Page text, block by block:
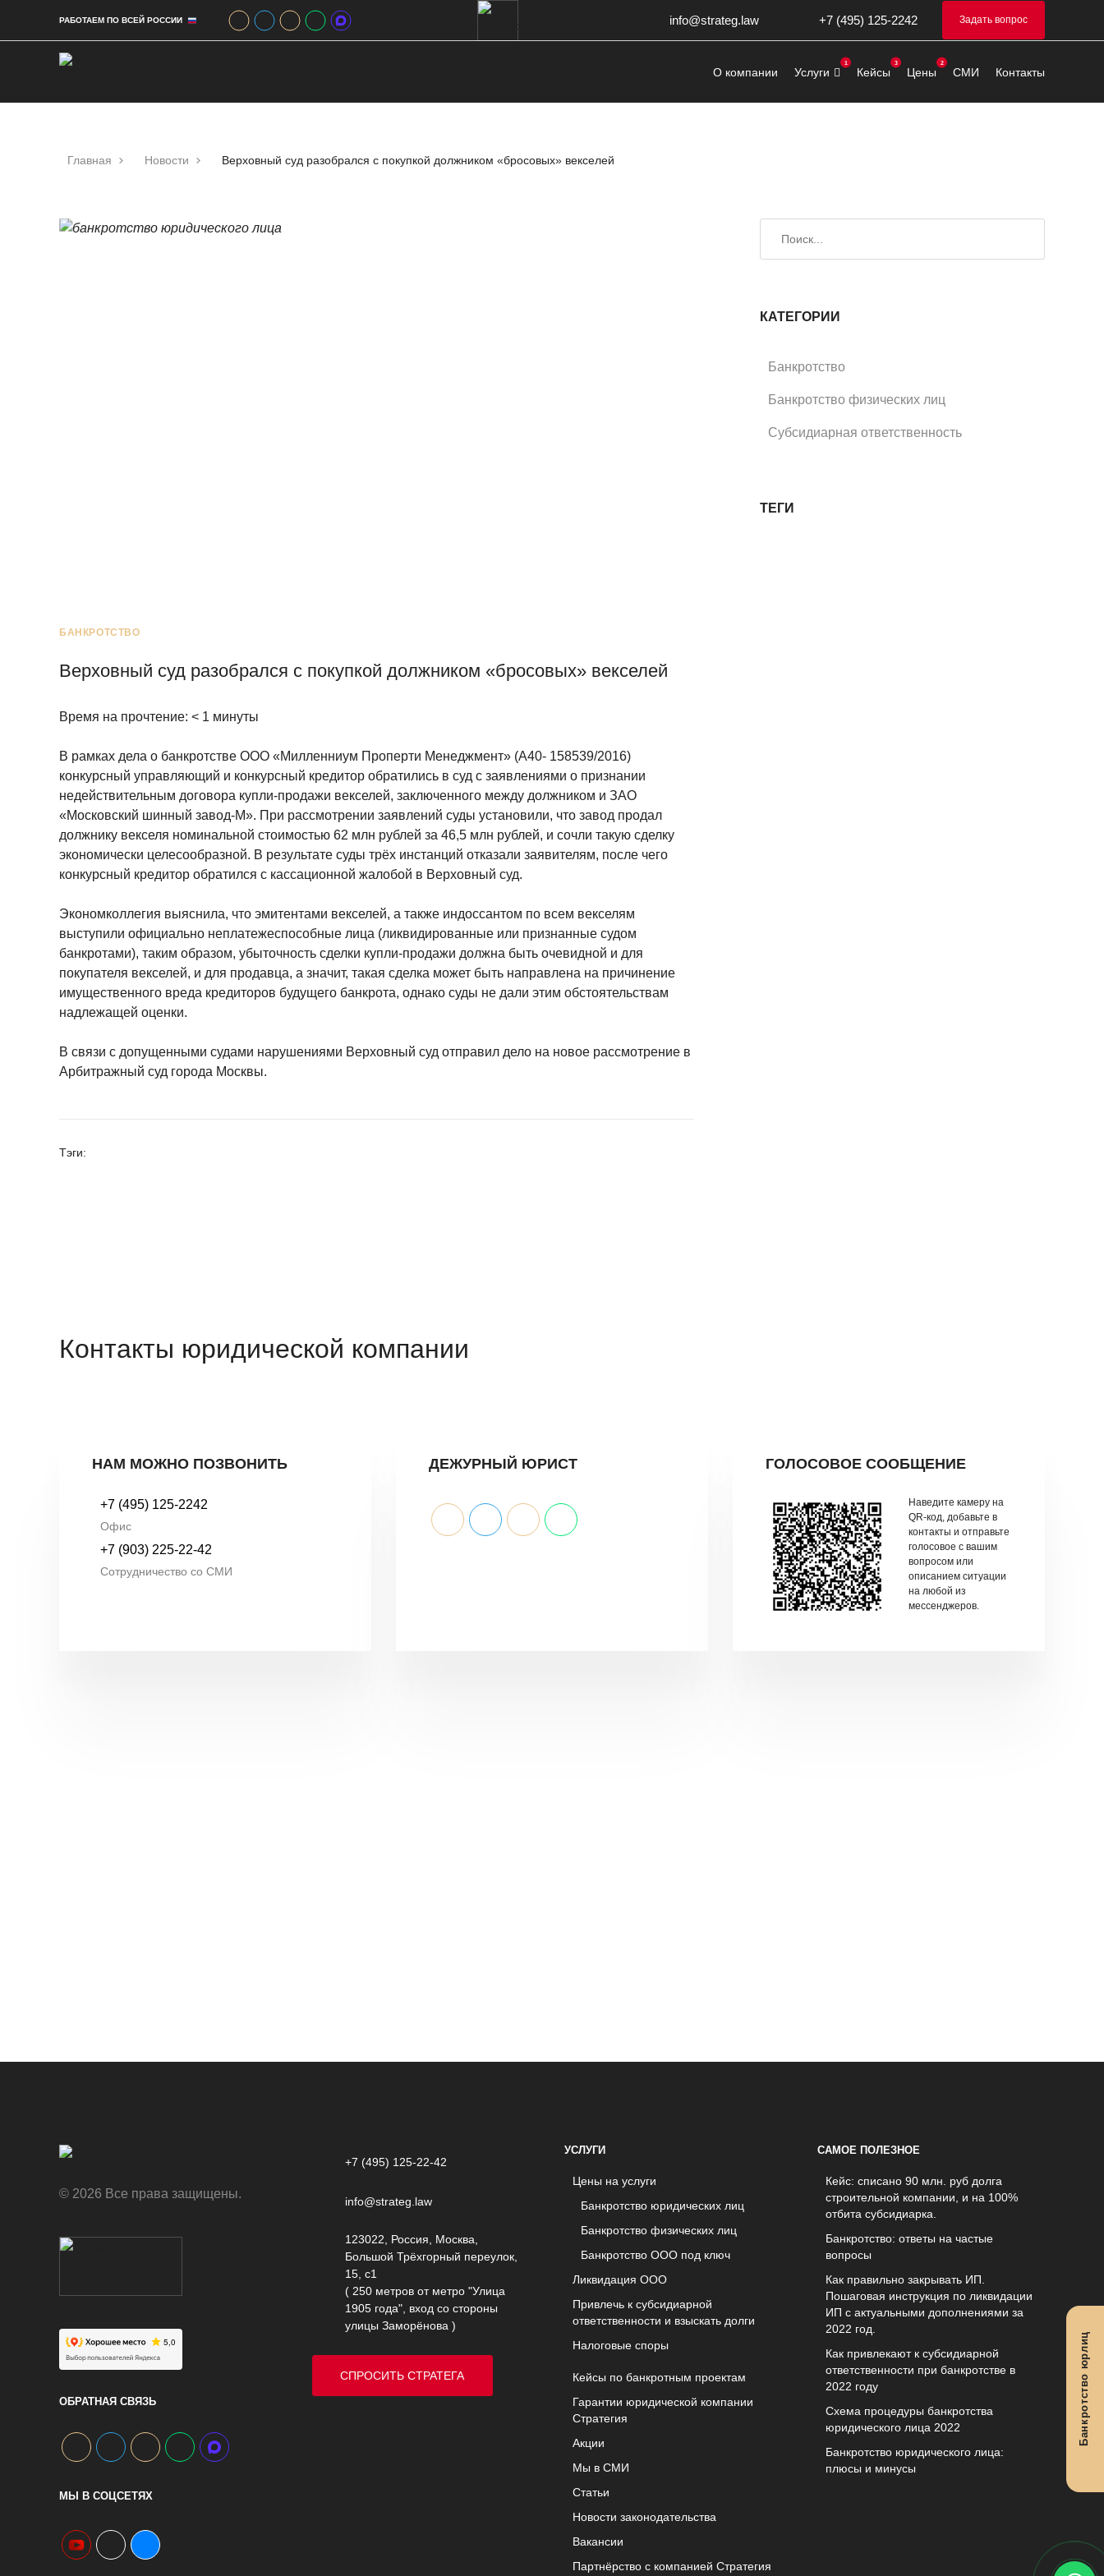
РАБОТАЕМ ПО ВСЕЙ РОССИИ info@strateg.law +7 (495) 125-2242 Задать вопрос
О компании Услуги Кейсы Цены СМИ Контакты
Главная Новости Верховный суд разобрался с покупкой должником «бросовых» векселей
БАНКРОТСТВО
Верховный суд разобрался с покупкой должником «бросовых» векселей
Время на прочтение: < 1 минуты
В рамках дела о банкротстве ООО «Милленниум Проперти Менеджмент» (А40- 158539/2016)
конкурсный управляющий и конкурсный кредитор обратились в суд с заявлениями о признании
недействительным договора купли-продажи векселей, заключенного между должником и ЗАО
«Московский шинный завод-М». При рассмотрении заявлений суды установили, что завод продал
должнику векселя номинальной стоимостью 62 млн рублей за 46,5 млн рублей, и сочли такую сделку
экономически целесообразной. В результате суды трёх инстанций отказали заявителям, после чего
конкурсный кредитор обратился с кассационной жалобой в Верховный суд.
Экономколлегия выяснила, что эмитентами векселей, а также индоссантом по всем векселям
выступили официально неплатежеспособные лица (ликвидированные или признанные судом
банкротами), таким образом, убыточность сделки купли-продажи должна быть очевидной и для
покупателя векселей, и для продавца, а значит, такая сделка может быть направлена на причинение
имущественного вреда кредиторов будущего банкрота, однако суды не дали этим обстоятельствам
надлежащей оценки.
В связи с допущенными судами нарушениями Верховный суд отправил дело на новое рассмотрение в
Арбитражный суд города Москвы.
Тэги:
КАТЕГОРИИ
Банкротство
Банкротство физических лиц
Субсидиарная ответственность
ТЕГИ
Контакты юридической компании
НАМ МОЖНО ПОЗВОНИТЬ
+7 (495) 125-2242
Офис
+7 (903) 225-22-42
Сотрудничество со СМИ
ДЕЖУРНЫЙ ЮРИСТ ГОЛОСОВОЕ СООБЩЕНИЕ
Наведите камеру на
QR-код, добавьте в
контакты и отправьте
голосовое с вашим
вопросом или
описанием ситуации
на любой из
мессенджеров.
© 2026 Все права защищены.
ОБРАТНАЯ СВЯЗЬ
МЫ В СОЦСЕТЯХ
youtubetelegram
vk
+7 (495) 125-22-42
info@strateg.law
123022, Россия, Москва,
Большой Трёхгорный переулок,
15, с1
( 250 метров от метро "Улица
1905 года", вход со стороны
улицы Заморёнова )
СПРОСИТЬ СТРАТЕГА
УСЛУГИ
Цены на услуги
Банкротство юридических лиц
Банкротство физических лиц
Банкротство ООО под ключ
Ликвидация ООО
Привлечь к субсидиарной
ответственности и взыскать долги
Налоговые споры
Кейсы по банкротным проектам
Гарантии юридической компании
Стратегия
Акции
Мы в СМИ
Статьи
Новости законодательства
Вакансии
Партнёрство с компанией Стратегия
САМОЕ ПОЛЕЗНОЕ
Кейс: списано 90 млн. руб долга
строительной компании, и на 100%
отбита субсидиарка.
Банкротство: ответы на частые
вопросы
Как правильно закрывать ИП.
Пошаговая инструкция по ликвидации
ИП с актуальными дополнениями за
2022 год.
Как привлекают к субсидиарной
ответственности при банкротстве в
2022 году
Схема процедуры банкротства
юридического лица 2022
Банкротство юридического лица:
плюсы и минусы
Банкротство юрлиц